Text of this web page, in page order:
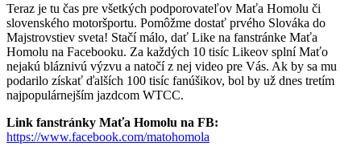
Teraz je tu čas pre všetkých podporovateľov Maťa Homolu či
slovenského motoršportu. Pomôžme dostať prvého Slováka do
Majstrovstiev sveta! Stačí málo, dať Like na fanstránke Maťa
Homolu na Facebooku. Za každých 10 tisíc Likeov splní Maťo
nejakú bláznivú výzvu a natočí z nej video pre Vás. Ak by sa mu
podarilo získať ďalších 100 tisíc fanúšikov, bol by už dnes tretím
najpopulárnejším jazdcom WTCC.
Link fanstránky Maťa Homolu na FB:
https://www.facebook.com/matohomola